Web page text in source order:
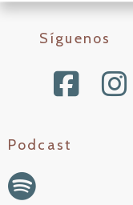
Síguenos
Podcast